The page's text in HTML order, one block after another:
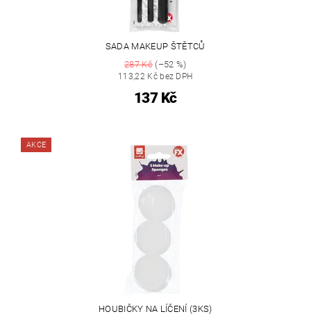
SADA MAKEUP ŠTĚTCŮ
287 Kč(–52 %)
113,22 Kč bez DPH
137 Kč
AKCE
HOUBIČKY NA LÍČENÍ (3KS)